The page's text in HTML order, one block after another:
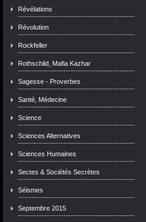
Révélations
Révolution
Rockfeller
Rothschild, Mafia Kazhar
Sagesse - Proverbes
Santé, Médecine
Science
Sciences Alternatives
Sciences Humaines
Sectes & Sociétés Secrètes
Séismes
Septembre 2015